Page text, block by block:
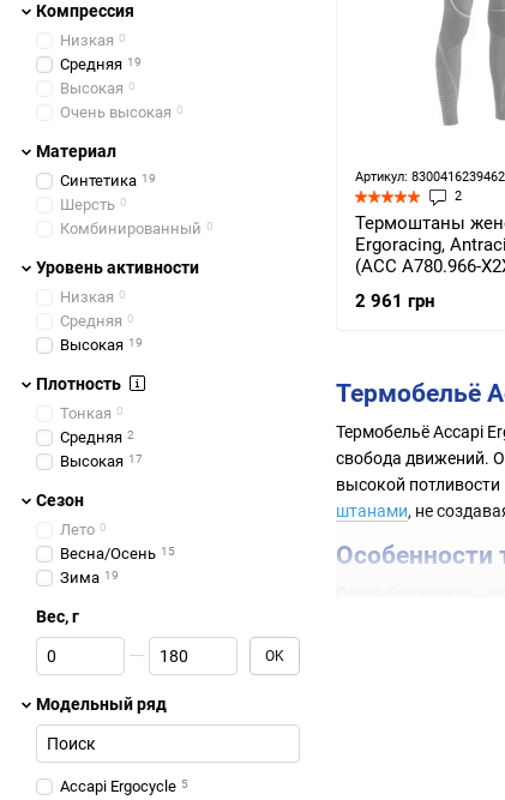
Термобельё
Термобельё Accapi
свобода движений.
высокой
штанами, не
Особенности
Артикул: 8300416239462
2
Термоштаны
Ergoracing,
(ACC A780.966-
2 961 грн
Компрессия
Низкая 0
Средняя 19
Высокая 0
Очень высокая 0
Материал
Синтетика 19
Шерсть 0
Комбинированный 0
Уровень активности
Низкая 0
Средняя 0
Высокая 19
Плотность
Тонкая 0
Средняя 2
Высокая 17
Сезон
Лето 0
Весна/Осень 15
Зима 19
Вес, г
От Вес, г
До Вес, г OK
Модельный ряд
Accapi Ergocycle 5